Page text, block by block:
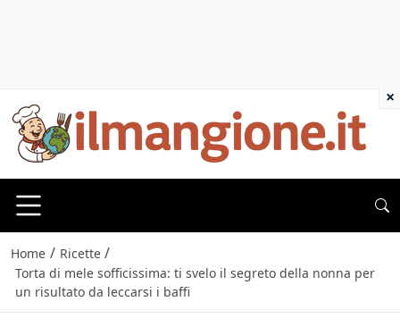
Home / Ricette /
Torta di mele sofficissima: ti svelo il segreto della nonna per
un risultato da leccarsi i baffi
×